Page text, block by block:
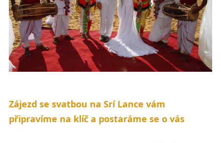
Zájezd se svatbou na Srí Lance vám
připravíme na klíč a postaráme se o vás